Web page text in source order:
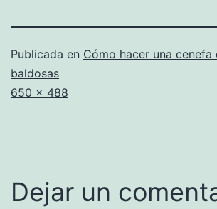
Publicada en Cómo hacer una cenefa
baldosas
Tamaño
650 × 488
Dejar un